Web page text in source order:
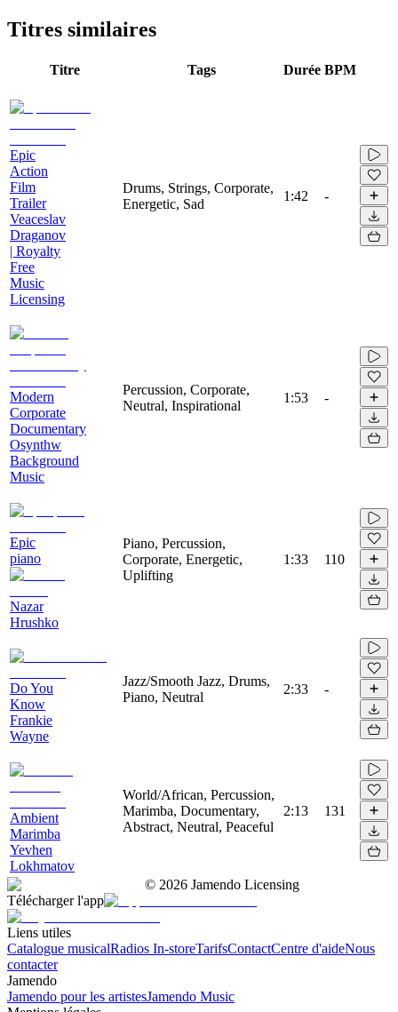
Titres similaires
Titre Tags Durée BPM
Epic
Action
Film
Trailer
Veaceslav
Draganov
| Royalty
Free
Music
Licensing
Drums, Strings, Corporate,
Energetic, Sad
1:42 -
Modern
Corporate
Documentary
Osynthw
Background
Music
Percussion, Corporate,
Neutral, Inspirational
1:53 -
Epic
piano
Nazar
Hrushko
Piano, Percussion,
Corporate, Energetic,
Uplifting
1:33 110
Do You
Know
Frankie
Wayne
Jazz/Smooth Jazz, Drums,
Piano, Neutral
2:33 -
Ambient
Marimba
Yevhen
Lokhmatov
World/African, Percussion,
Marimba, Documentary,
Abstract, Neutral, Peaceful
2:13 131
© 2026 Jamendo Licensing
Télécharger l'app
Liens utiles
Catalogue musicalRadios In-storeTarifsContactCentre d'aideNous
contacter
Jamendo
Jamendo pour les artistesJamendo Music